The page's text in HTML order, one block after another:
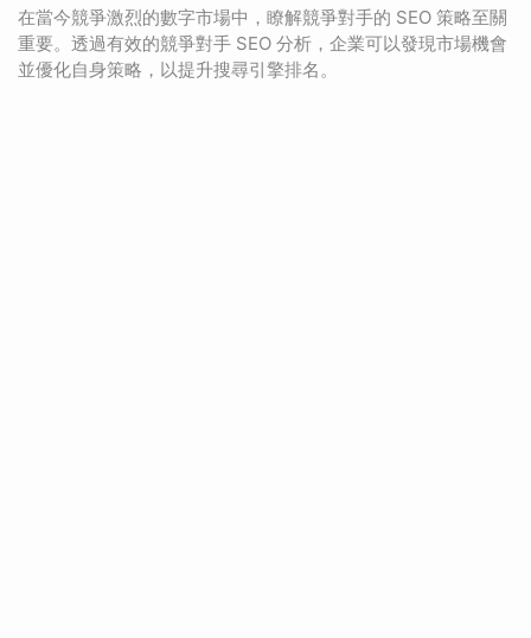
在當今競爭激烈的數字市場中，瞭解競爭對手的 SEO 策略至關
重要。透過有效的競爭對手 SEO 分析，企業可以發現市場機會
並優化自身策略，以提升搜尋引擎排名。